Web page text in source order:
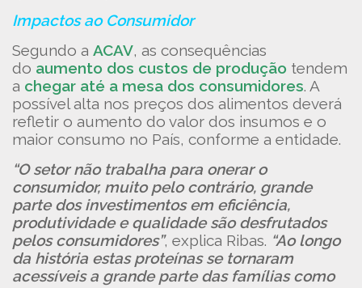
Impactos ao Consumidor
Segundo a ACAV, as consequências
do aumento dos custos de produção tendem
a chegar até a mesa dos consumidores. A
possível alta nos preços dos alimentos deverá
refletir o aumento do valor dos insumos e o
maior consumo no País, conforme a entidade.
“O setor não trabalha para onerar o
consumidor, muito pelo contrário, grande
parte dos investimentos em eficiência,
produtividade e qualidade são desfrutados
pelos consumidores”, explica Ribas. “Ao longo
da história estas proteínas se tornaram
acessíveis a grande parte das famílias como